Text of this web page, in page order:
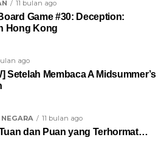
11 bulan ago
Game #30: Deception:
Hong Kong
ago
Setelah Membaca A Midsummer’s
11 bulan ago
dan Puan yang Terhormat…